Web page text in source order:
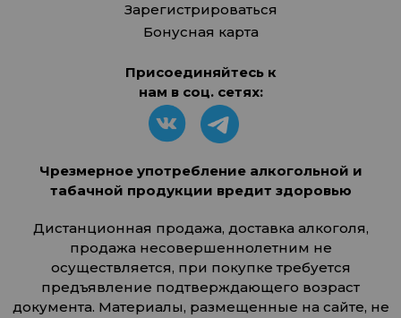
Зарегистрироваться
Бонусная карта
Присоединяйтесь к
нам в соц. сетях:
Чрезмерное употребление алкогольной и
табачной продукции вредит здоровью
Дистанционная продажа, доставка алкоголя,
продажа несовершеннолетним не
осуществляется, при покупке требуется
предъявление подтверждающего возраст
документа. Материалы, размещенные на сайте, не